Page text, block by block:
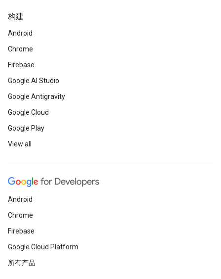
构建
Android
Chrome
Firebase
Google AI Studio
Google Antigravity
Google Cloud
Google Play
View all
Android
Chrome
Firebase
Google Cloud Platform
所有产品